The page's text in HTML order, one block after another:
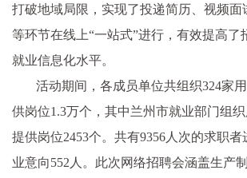
打破地域局限，实现了投递简历、视频面
等环节在线上“一站式”进行，有效提高了
就业信息化水平。
活动期间，各成员单位共组织324家
供岗位1.3万个，其中兰州市就业部门组织
提供岗位2453个。共有9356人次的求职
业意向552人。此次网络招聘会涵盖生产